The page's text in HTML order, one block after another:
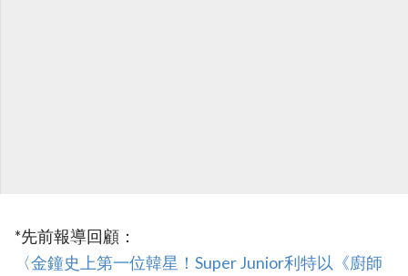
*先前報導回顧：
〈金鐘史上第一位韓星！Super Junior利特以《廚師